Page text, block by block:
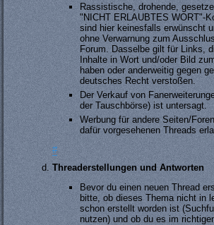
Rassistische, drohende,
"NICHT ERLAUBTES WORT"-
sind hier keinesfalls erwünscht
ohne Verwarnung zum
Forum. Dasselbe gilt für Links,
Inhalte in Wort und/oder Bild
haben oder anderweitig gegen
deutsches Recht verstoßen.
Der Verkauf von
der Tauschbörse) ist untersagt.
Werbung für andere Seiten/
dafür vorgesehenen Threads
#
Threaderstellungen und Antworten
Bevor du einen neuen Thread
bitte, ob dieses Thema nicht in
schon erstellt worden ist
nutzen) und ob du es im